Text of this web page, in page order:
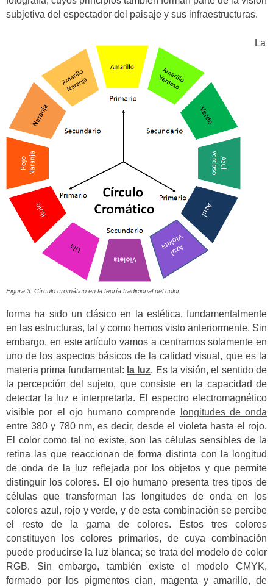
subjetiva del espectador del paisaje y sus infraestructuras.
Figura 3. Círculo cromático en la teoría tradicional del color
La
forma ha sido un clásico en la estética, fundamentalmente
en las estructuras, tal y como hemos visto anteriormente. Sin
embargo, en este artículo vamos a centrarnos solamente en
uno de los aspectos básicos de la calidad visual, que es la
materia prima fundamental: la luz. Es la visión, el sentido de
la percepción del sujeto, que consiste en la capacidad de
detectar la luz e interpretarla. El espectro electromagnético
visible por el ojo humano comprende
longitudes de onda
entre 380 y 780 nm, es decir, desde el violeta hasta el rojo.
El color como tal no existe, son las células sensibles de la
retina las que reaccionan de forma distinta con la longitud
de onda de la luz reflejada por los objetos y que permite
distinguir los colores. El ojo humano presenta tres tipos de
células que transforman las longitudes de onda en los
colores azul, rojo y verde, y de esta combinación se percibe
el resto de la gama de colores. Estos tres colores
constituyen los colores primarios, de cuya combinación
puede producirse la luz blanca; se trata del modelo de color
RGB. Sin embargo, también existe el modelo CMYK,
formado por los pigmentos cian, magenta y amarillo, de